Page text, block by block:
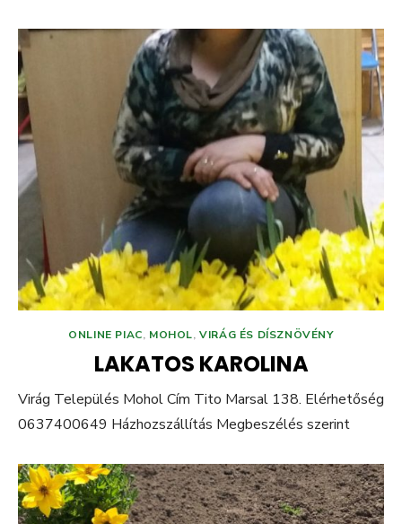
ONLINE PIAC, MOHOL,VIRÁG ÉS DÍSZNÖVÉNY
LAKATOS KAROLINA
Virág Település Mohol Cím Tito Marsal 138. Elérhetőség
0637400649 Házhozszállítás Megbeszélés szerint